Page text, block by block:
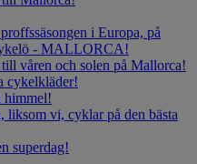
i Europa, på
- MALLORCA!
våren och solen på Mallorca!
cykelkläder!
himmel!
liksom vi, cyklar på den bästa
superdag!